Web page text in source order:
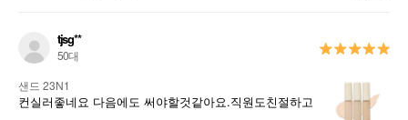
tjsg**
50대
샌드 23N1
컨실러좋네요 다음에도 써야할것같아요.직원도친절하고